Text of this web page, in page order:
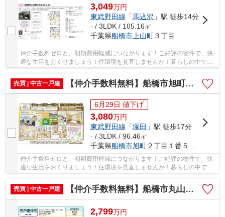
3,049万円
東武野田線 「馬込沢 」駅 徒歩14分
- / 3LDK / 105.16㎡
千葉県船橋市上山町３丁目
仲介手数料ゼロと、初期費用軽減につながります！ご好評の物件で、快
適な生活をおくりましょう！住環境を見直しませんか！暮らしの中で
売買 | 中古一戸建
【仲介手数料無料】船橋市旭町 中古戸建て
6月29日 値下げ
3,080万円
東武野田線 「塚田 」駅 徒歩17分
- / 3LDK / 96.46㎡
千葉県船橋市旭町２丁目１番５７号
仲介手数料ゼロと、初期費用軽減につながります！ご好評の物件で、快
適な生活をおくりましょう！住環境を見直しませんか！暮らしの中で
も、住居は充実した生活を送るための大きな役割...
売買 | 中古一戸建
【仲介手数料無料】船橋市丸山 中古戸建て
2,799万円